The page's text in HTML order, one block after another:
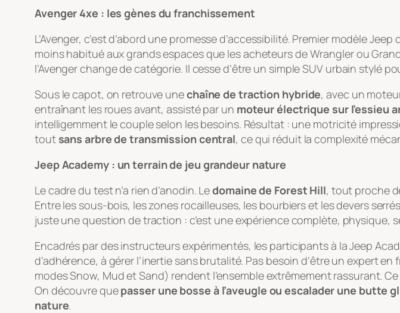
Avenger 4xe : les gènes du franchissement
L’Avenger, c’est d’abord une promesse d’accessibilité. Premier modèle
moins habitué aux grands espaces que les acheteurs de Wrangler ou
l’Avenger change de catégorie. Il cesse d’être un simple SUV urbain stylé
Sous le capot, on retrouve unechaîne de traction hybride, avec un
entraînant les roues avant, assisté par un moteur électrique sur l’essieu
intelligemment le couple selon les besoins. Résultat : une motricité
tout sans arbre de transmission central, ce qui réduit la complexité
Jeep Academy : un terrain de jeu grandeur nature
Le cadre du test n’a rien d’anodin. Ledomaine de Forest Hill, tout proche
Entre les sous-bois, les zones rocailleuses, les bourbiers et les devers
juste une question de traction : c’est une expérience complète, physique,
Encadrés par des instructeurs expérimentés, les participants à la Jeep
d’adhérence, à gérer l’inertie sans brutalité. Pas besoin d’être un expert
modes Snow, Mud et Sand) rendent l’ensemble extrêmement rassurant.
On découvre quepasser une bosse à l’aveugle ou escalader une butte
nature.